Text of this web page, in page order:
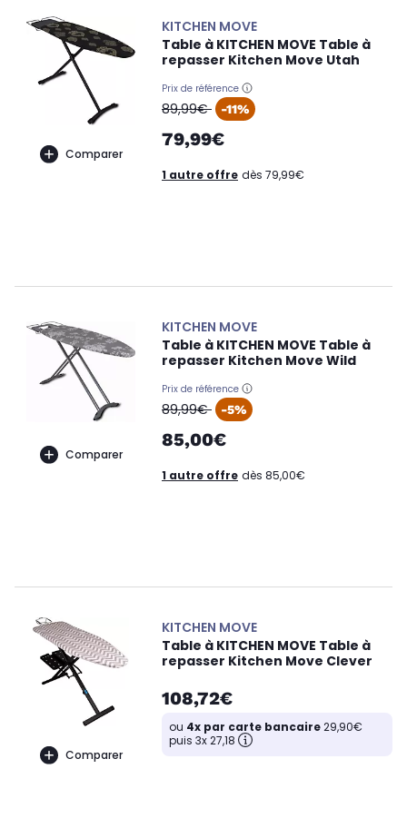
Comparer
KITCHEN MOVE
Table à KITCHEN MOVE Table à
repasser Kitchen Move Utah
Prix de référence
oldPrice
89,99€ -11%
79,99€
1 autre offre dès 79,99€
Comparer
KITCHEN MOVE
Table à KITCHEN MOVE Table à
repasser Kitchen Move Wild
Prix de référence
oldPrice
89,99€ -5%
85,00€
1 autre offre dès 85,00€
Comparer
KITCHEN MOVE
Table à KITCHEN MOVE Table à
repasser Kitchen Move Clever
108,72€
ou 4x par carte bancaire29,90€
puis 3x 27,18